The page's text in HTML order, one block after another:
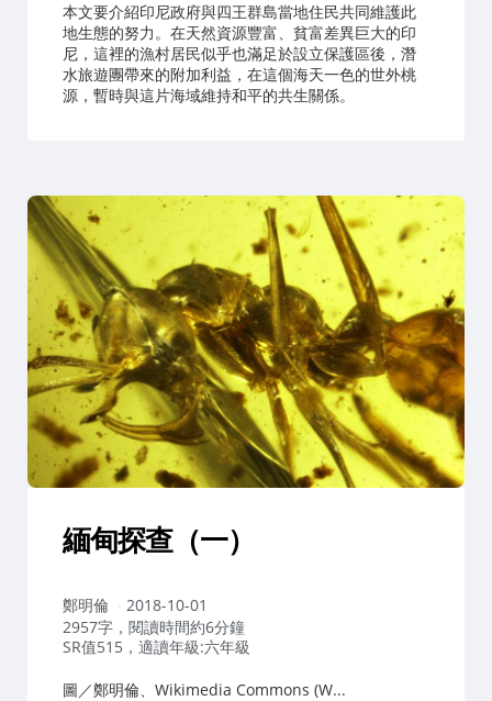
本文要介紹印尼政府與四王群島當地住民共同維護此
地生態的努力。在天然資源豐富、貧富差異巨大的印
尼，這裡的漁村居民似乎也滿足於設立保護區後，潛
水旅遊團帶來的附加利益，在這個海天一色的世外桃
源，暫時與這片海域維持和平的共生關係。
緬甸探查（一）
作
者：
鄭明倫
2018-10-01
2957字，閱讀時間約6分鐘
SR值515，適讀年級:六年級
圖／鄭明倫、Wikimedia Commons (W...